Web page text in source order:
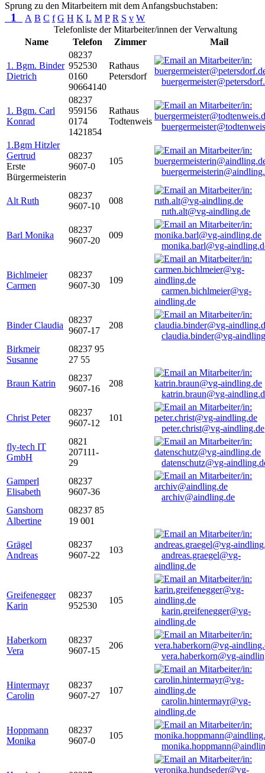
Sprung zu den Mitarbeitern mit dem Anfangsbuchstaben:
1 A B C f G H K L M P R S v W
Telefonliste der Mitarbeiter/innen der Verwaltung
Name
Telefon Zimmer Mail
1. Bgm. Binder
Dietrich
08237
952530
0160
90664140
Rathaus
Petersdorf
1. Bgm. Carl
Konrad
08237
959156
0174
1421854
Rathaus
Todtenweis
1.Bgm Hitzler
Gertrud
Erste
Bürgermeisterin
08237
9607-0
105
Alt Ruth
08237
9607-10
008
ruth.alt@vg-aindling.de
Barl Monika
08237
9607-20
009
monika.barl@vg-
Bichlmeier
Carmen
08237
9607-30
109
carmen.bichlmeier@vg-
aindling.de
Binder Claudia
08237
9607-17
208
claudia.binder@vg-
Birkmeir
Susanne
08237 95
27 55
Braun Katrin
08237
9607-16
208
katrin.braun@vg-
Christ Peter
08237
9607-12
101
peter.christ@vg-aindling.de
fly-tech IT
GmbH
0821
207111-
29
datenschutz@vg-
Gamperl
Elisabeth
08237
9607-36
archiv@aindling.de
Ganshorn
Albertine
08237 85
19 001
Grägel
Andreas
08237
9607-22
103
andreas.graegel@vg-
aindling.de
Greifenegger
Karin
08237
952530
105
karin.greifenegger@vg-
aindling.de
Haberkorn
Vera
08237
9607-15
206
vera.haberkorn@vg-
Hintermayr
Carolin
08237
9607-27
107
carolin.hintermayr@vg-
aindling.de
Hoppmann
Monika
08237
9607-0
105